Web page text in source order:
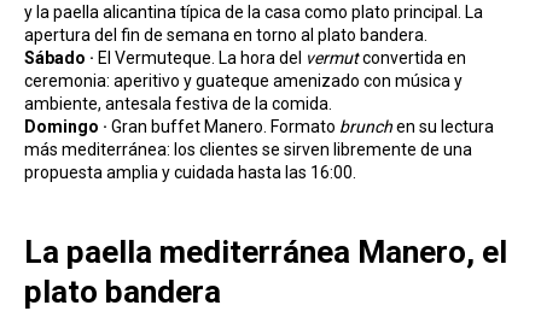
y la paella alicantina típica de la casa como plato principal. La
apertura del fin de semana en torno al plato bandera.
Sábado · El Vermuteque. La hora del vermutconvertida en
ceremonia: aperitivo y guateque amenizado con música y
ambiente, antesala festiva de la comida.
Domingo · Gran buffet Manero. Formato brunchen su lectura
más mediterránea: los clientes se sirven libremente de una
propuesta amplia y cuidada hasta las 16:00.
La paella mediterránea Manero, el
plato bandera